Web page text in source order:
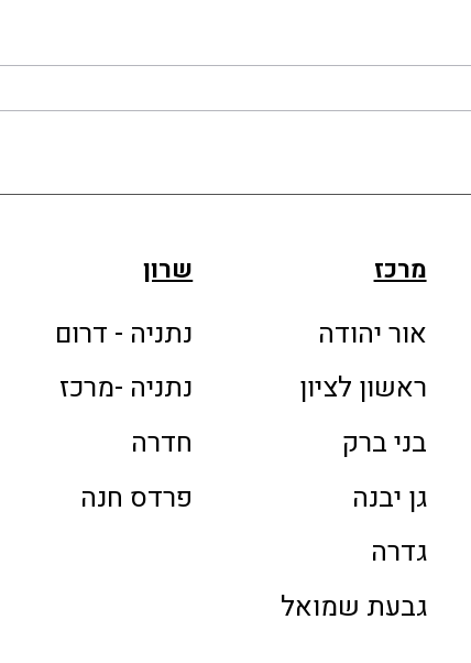
מרכז
אור יהודה
ראשון לציון
בני ברק
גן יבנה
גדרה
גבעת שמואל
שרון
נתניה - דרום
נתניה -מרכז
חדרה
פרדס חנה